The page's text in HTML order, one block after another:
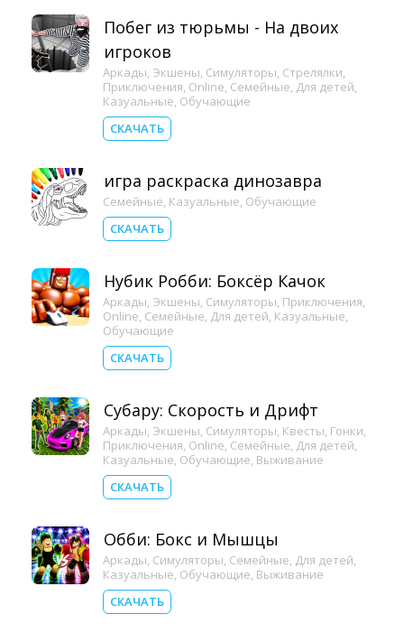
Побег из тюрьмы - На двоих
игроков
Аркады, Экшены, Симуляторы, Стрелялки,
Приключения, Online, Семейные, Для детей,
Казуальные, Обучающие
СКАЧАТЬ
игра раскраска динозавра
Семейные, Казуальные, Обучающие
СКАЧАТЬ
Нубик Робби: Боксёр Качок
Аркады, Экшены, Симуляторы, Приключения,
Online, Семейные, Для детей, Казуальные,
Обучающие
СКАЧАТЬ
Субару: Скорость и Дрифт
Аркады, Экшены, Симуляторы, Квесты, Гонки,
Приключения, Online, Семейные, Для детей,
Казуальные, Обучающие, Выживание
СКАЧАТЬ
Обби: Бокс и Мышцы
Аркады, Симуляторы, Семейные, Для детей,
Казуальные, Обучающие, Выживание
СКАЧАТЬ